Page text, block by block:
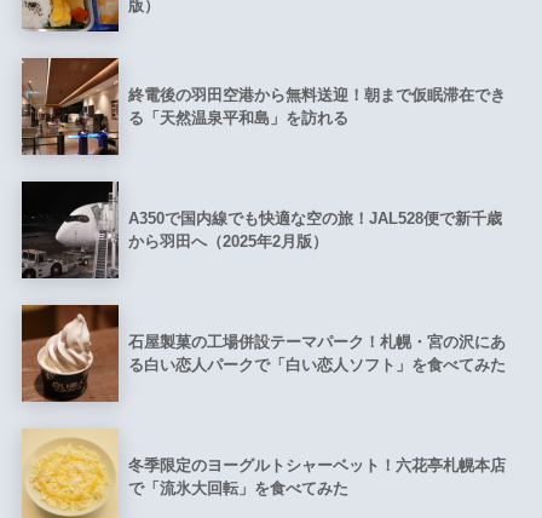
版）
終電後の羽田空港から無料送迎！朝まで仮眠滞在でき
る「天然温泉平和島」を訪れる
A350で国内線でも快適な空の旅！JAL528便で新千歳
から羽田へ（2025年2月版）
石屋製菓の工場併設テーマパーク！札幌・宮の沢にあ
る白い恋人パークで「白い恋人ソフト」を食べてみた
冬季限定のヨーグルトシャーベット！六花亭札幌本店
で「流氷大回転」を食べてみた